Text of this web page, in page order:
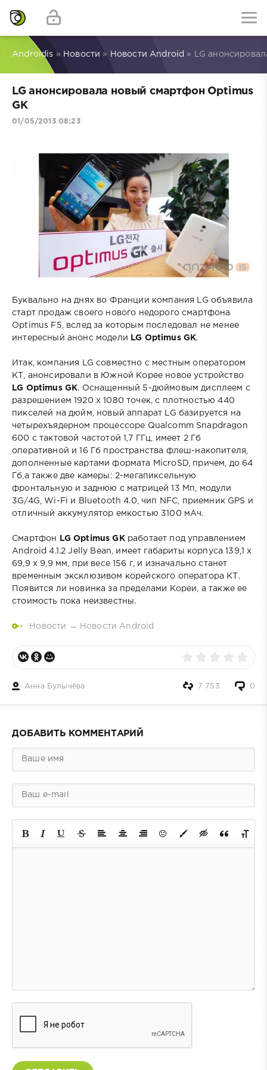
Androidis » Новости » Новости Android » LG
LG анонсировала новый смартфон Optimus
GK
01/05/2013 08:23
Буквально на днях во Франции компания LG объявила
старт продаж своего нового недорого смартфона
Optimus F5, вслед за которым последовал не менее
интересный анонс модели
LG Optimus GK.
Итак, компания LG совместно с местным оператором
КТ, анонсировали в Южной Корее новое устройство
LG Optimus GK. Оснащенный 5-дюймовым дисплеем с
разрешением 1920 х 1080 точек, с плотностью 440
пикселей на дюйм, новый аппарат LG базируется на
четырехъядерном процессоре Qualcomm Snapdragon
600 с тактовой частотой 1,7 ГГц, имеет 2 Гб
оперативной и 16 Гб пространства флеш-накопителя,
дополненные картами формата MicroSD, причем, до 64
Гб,а также две камеры: 2-мегапиксельную
фронтальную и заднюю с матрицей 13 Мп, модули
3G/4G, Wi-Fi и Bluetooth 4.0, чип NFC, приемник GPS и
отличный аккумулятор емкостью 3100 мАч.
Смартфон LG Optimus GK работает под управлением
Android 4.1.2 Jelly Bean, имеет габариты корпуса 139,1 х
69,9 х 9,9 мм, при весе 156 г, и изначально станет
временным эксклюзивом корейского оператора КТ.
Появится ли новинка за пределами Кореи, а также ее
стоимость пока неизвестны.
Новости → Новости Android
Анна Булычёва 0
7 753
ДОБАВИТЬ КОММЕНТАРИЙ